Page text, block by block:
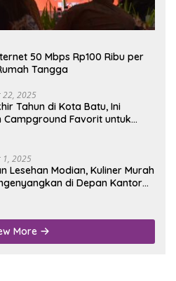
50 Mbps Rp100 Ribu per
Tangga
22, 2025
Tahun di Kota Batu, Ini
Campground Favorit untuk
1, 2025
Lesehan Modian, Kuliner Murah
di Depan Kantor
More